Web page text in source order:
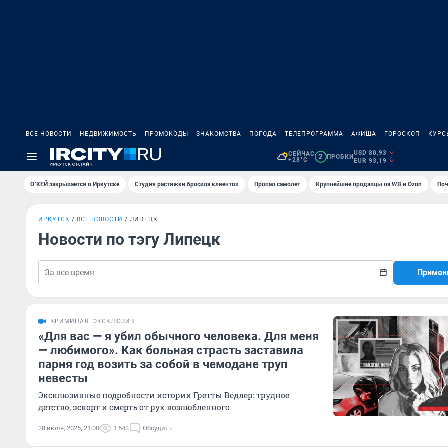
ВСЕ НОВОСТИ НЕДВИЖИМОСТЬ ПРОМОКОДЫ ЗНАКОМСТВА ПОГОДА ТЕЛЕПРОГРАММА АФИША ГОРОСКОП
СЕЙЧАС
+28°C
2 ПРОБКИ
USD 80,93
EUR 93,19
О`КЕЙ закрывается в Иркутске Студия растяжки бросила клиентов Пропал самолет Крупнейшие продавцы на WB и Ozon
ИРКУТСК ВСЕ НОВОСТИ ЛИПЕЦК
Новости по тэгу Липецк
КРИМИНАЛ ЭКСКЛЮЗИВ
«Для вас — я убил обычного человека. Для меня
— любимого». Как больная страсть заставила
парня год возить за собой в чемодане труп
невесты
Эксклюзивные подробности истории Гретты Ведлер: трудное
детство, эскорт и смерть от рук возлюбленного
28 июля, 2026, 21:00 1 543 Обсудить